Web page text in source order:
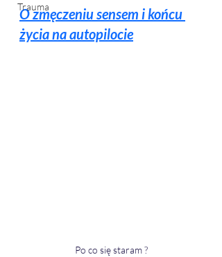
Trauma
O zmęczeniu sensem i końcu
życia na autopilocie
Po co się staram ?